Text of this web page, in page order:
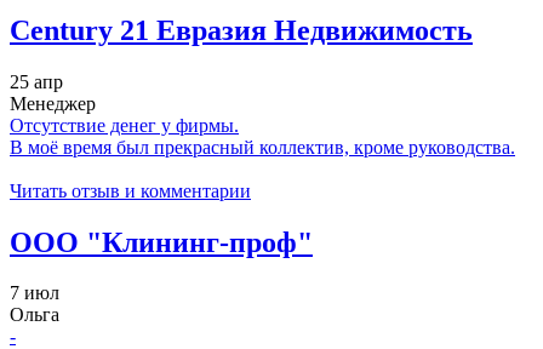
Century 21 Евразия Недвижимость
25 апр
Менеджер
Отсутствие денег у фирмы.
В моё время был прекрасный коллектив, кроме руководства.
Читать отзыв и комментарии
ООО "Клининг-проф"
7 июл
Ольга
-